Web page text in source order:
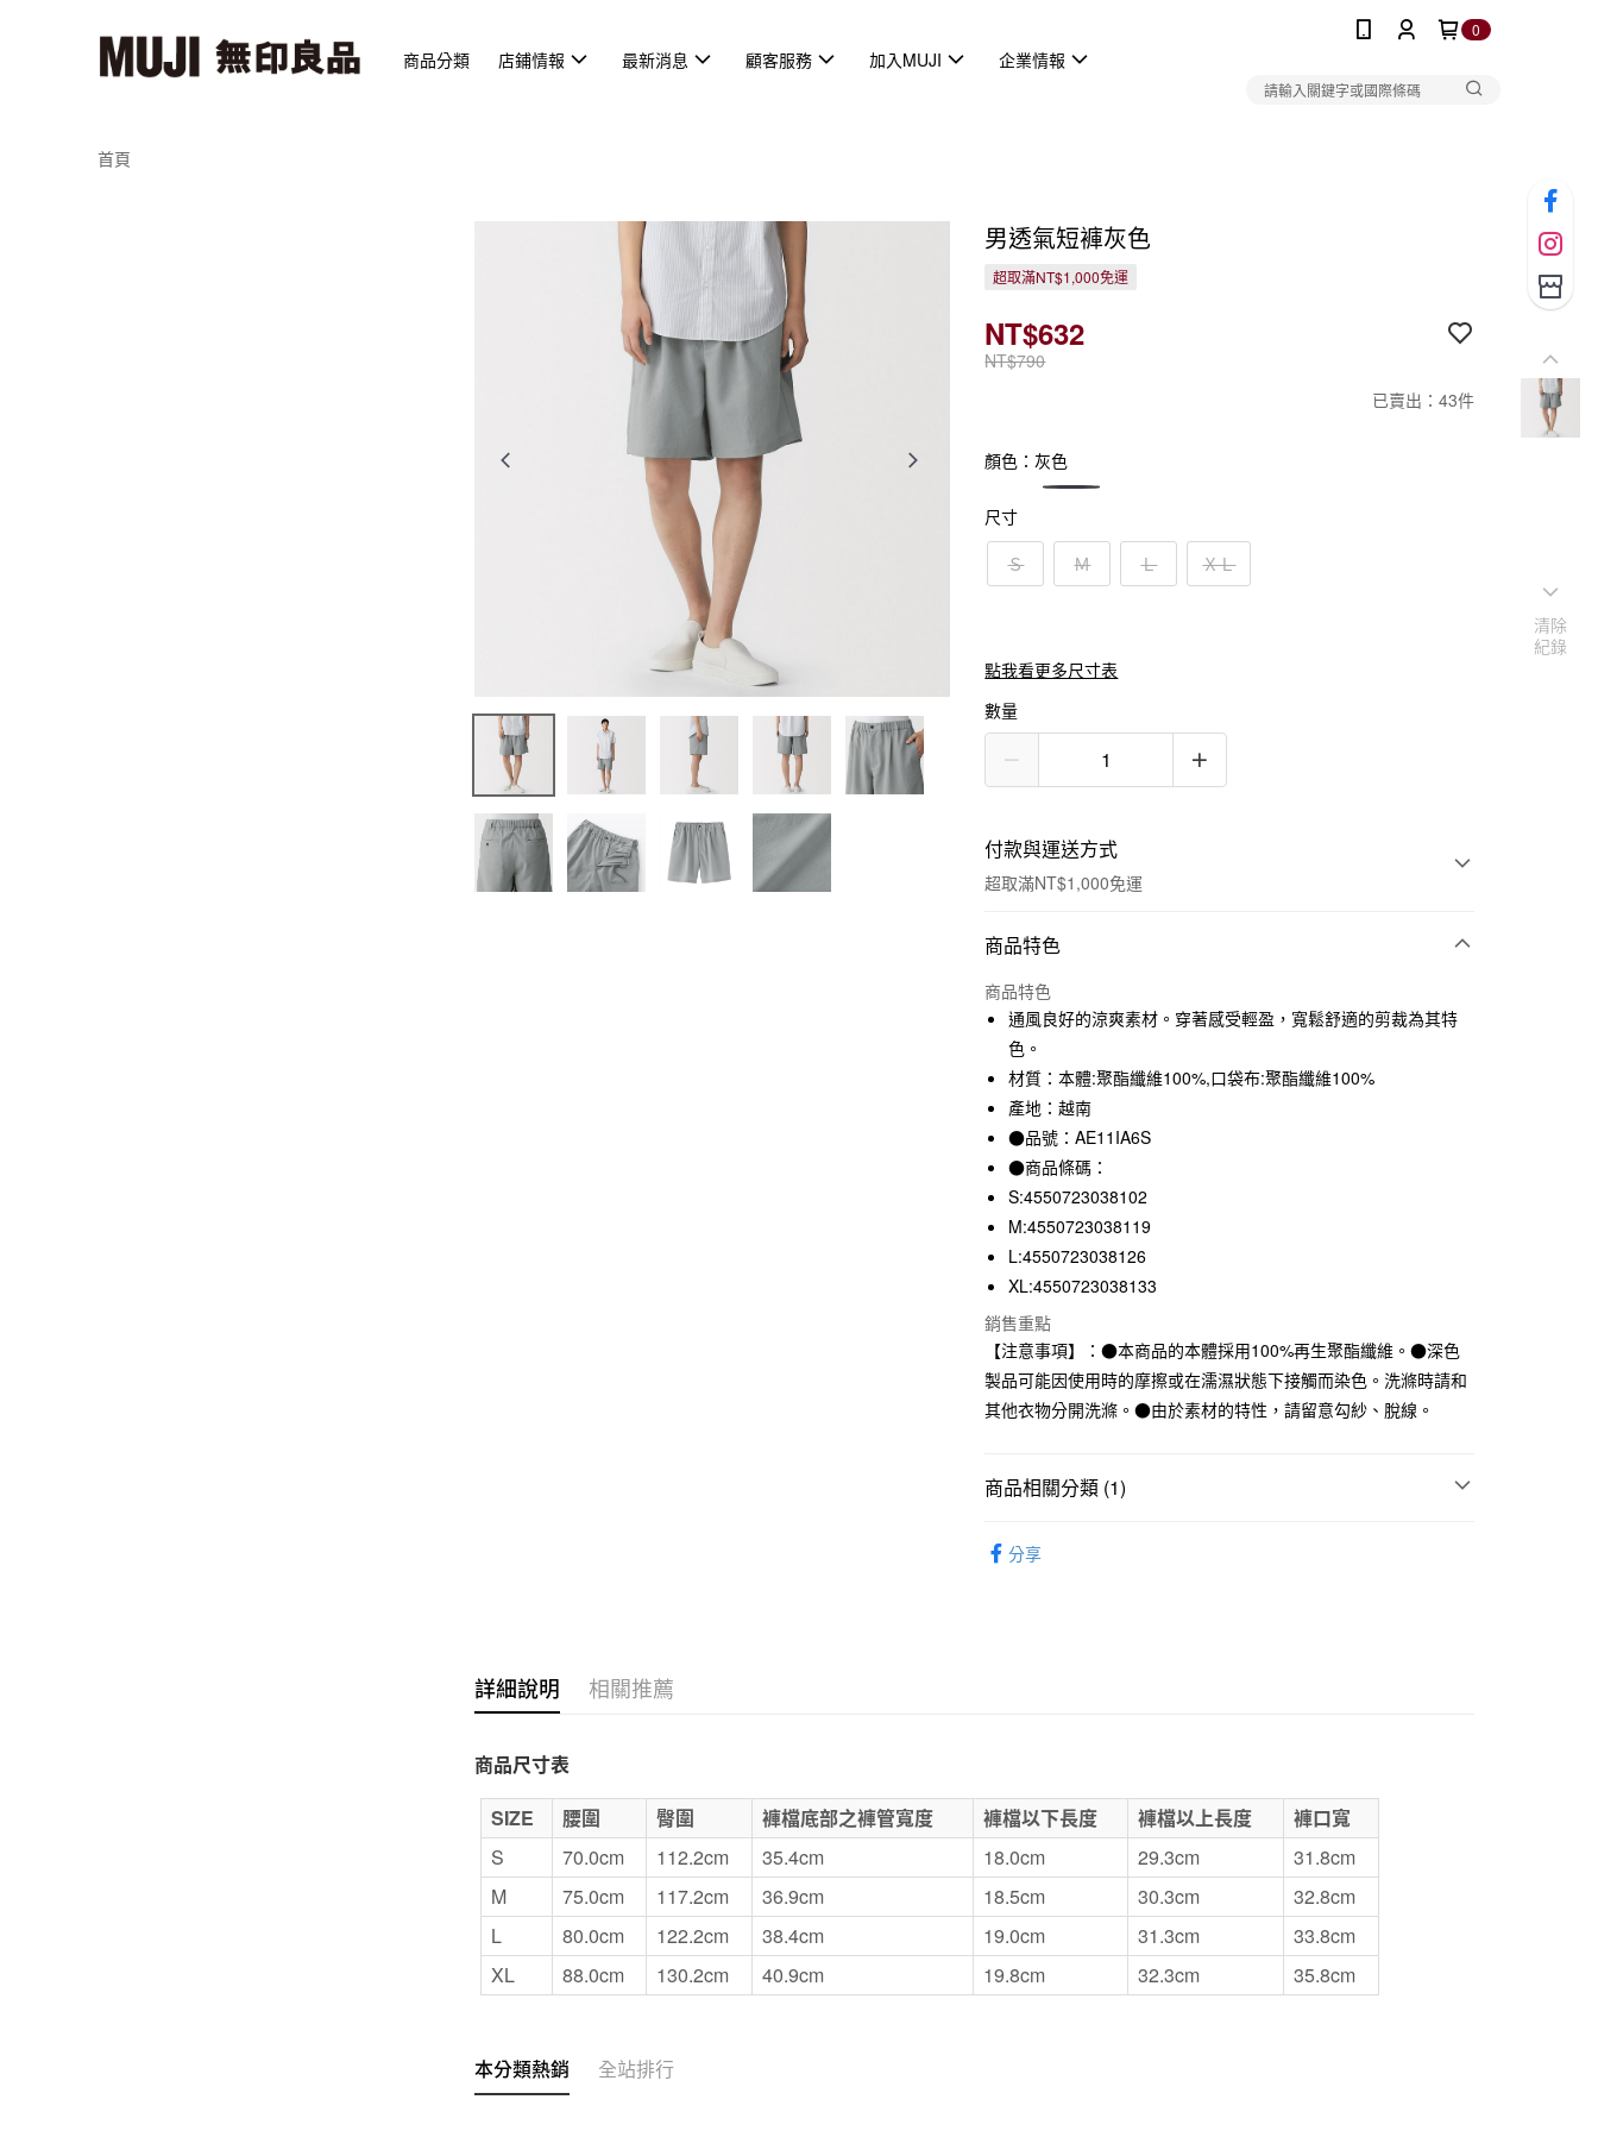
0
商品分類 店鋪情報 最新消息 顧客服務 加入MUJI 企業情報
首頁
男透氣短褲灰色
超取滿NT$1,000免運
NT$790
NT$632
已賣出：43件
顏色：灰色
尺寸
Ｓ
Ｍ Ｌ ＸＬ
點我看更多尺寸表
數量
付款與運送方式
超取滿NT$1,000免運
付款方式
信用卡一次付款
信用卡分期付款
3 期 0 利率 每期NT$210
合作金庫商業銀行
華南商業銀行
上海商業儲蓄銀行
國泰世華商業銀行
臺灣中小企業銀行
匯豐（台灣）商業銀行
聯邦商業銀行
元大商業銀行
台新國際商業銀行
台灣樂天信用卡公司
超商取貨付款
LINE Pay
Apple Pay
街口支付
悠遊付
運送方式
全家取貨付款
付款後全家取貨
7-11取貨付款
無印良品門市自取
免運費
商品特色
商品特色
通風良好的涼爽素材。穿著感受輕盈，寬鬆舒適的剪裁為其特
色。
材質：本體:聚酯纖維100%,口袋布:聚酯纖維100%
產地：越南
●品號：AE11IA6S
●商品條碼：
S:4550723038102
M:4550723038119
L:4550723038126
XL:4550723038133
銷售重點
【注意事項】：●本商品的本體採用100%再生聚酯纖維。●深色
製品可能因使用時的摩擦或在濡濕狀態下接觸而染色。洗滌時請和
其他衣物分開洗滌。●由於素材的特性，請留意勾紗、脫線。
商品相關分類 (1)
分享
詳細說明 相關推薦
商品尺寸表
SIZE
腰圍 臀圍 褲檔底部之褲管寬度 褲檔以下長度 褲檔以上長度
褲口寬
S
70.0cm 112.2cm 35.4cm 18.0cm 29.3cm
31.8cm
M
75.0cm 117.2cm 36.9cm 18.5cm 30.3cm
32.8cm
L
80.0cm 122.2cm 38.4cm 19.0cm 31.3cm
33.8cm
XL
88.0cm 130.2cm 40.9cm 19.8cm 32.3cm 35.8cm
本分類熱銷 全站排行
清除
紀錄